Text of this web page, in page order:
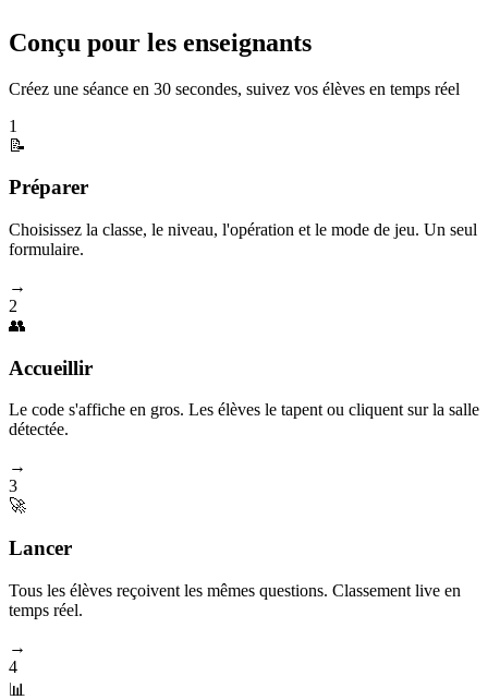
Conçu pour les enseignants
Créez une séance en 30 secondes, suivez vos élèves en temps réel
1
📝
Préparer
Choisissez la classe, le niveau, l'opération et le mode de jeu. Un seul
formulaire.
→
2
👥
Accueillir
Le code s'affiche en gros. Les élèves le tapent ou cliquent sur la salle
détectée.
→
3
🚀
Lancer
Tous les élèves reçoivent les mêmes questions. Classement live en
temps réel.
→
4
📊